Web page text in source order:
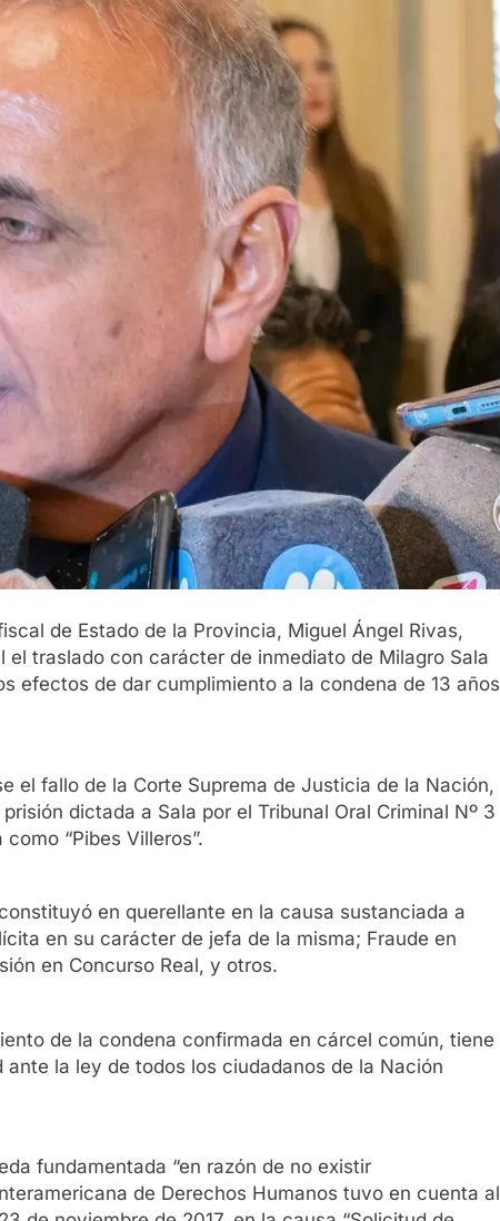
de Estado de la Provincia, Miguel Ángel Rivas,
el traslado con carácter de inmediato de Milagro Sala
efectos de dar cumplimiento a la condena de 13 años
el fallo de la Corte Suprema de Justicia de la Nación,
dictada a Sala por el Tribunal Oral Criminal Nº 3
“Pibes Villeros”.
en querellante en la causa sustanciada a
en su carácter de jefa de la misma; Fraude en
en Concurso Real, y otros.
de la condena confirmada en cárcel común, tiene
la ley de todos los ciudadanos de la Nación
fundamentada “en razón de no existir
de Derechos Humanos tuvo en cuenta al